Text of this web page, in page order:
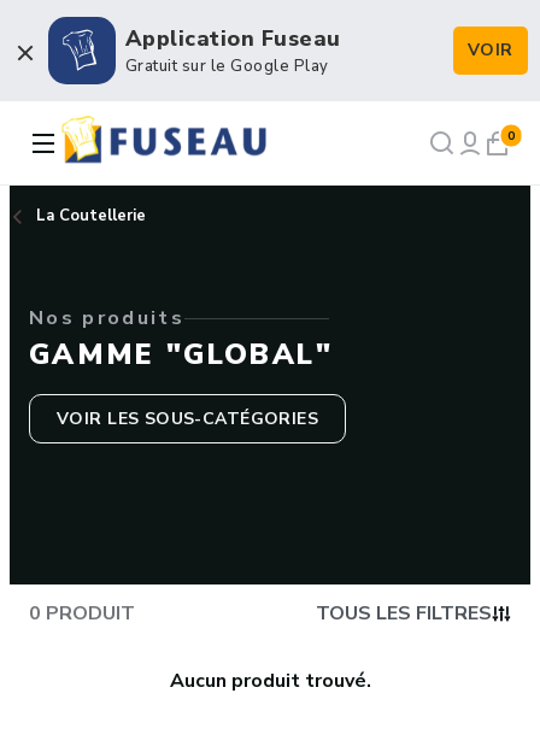
Application Fuseau
Gratuit sur le Google Play
VOIR
Boulangerie / Viennoiserie
Pâtisserie / Chocolaterie
Emballage et Décors
0
La Coutellerie
Nos produits
GAMME "GLOBAL"
VOIR LES SOUS-CATÉGORIES
0 PRODUIT TOUS LES FILTRES
Aucun produit trouvé.